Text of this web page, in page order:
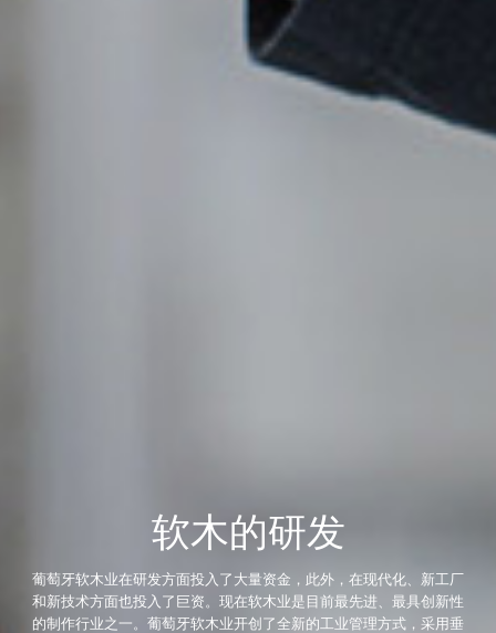
软木的研发
葡萄牙软木业在研发方面投入了大量资金，此外，在现代化、新工厂
和新技术方面也投入了巨资。现在软木业是目前最先进、最具创新性
的制作行业之一。葡萄牙软木业开创了全新的工业管理方式，采用垂